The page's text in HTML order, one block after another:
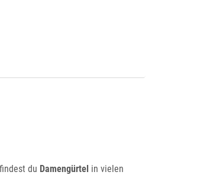
findest du Damengürtel in vielen